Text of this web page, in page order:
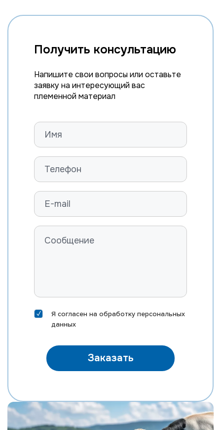
Получить консультацию
Напишите свои вопросы или оставьте
заявку на интересующий вас
племенной материал
Я согласен на обработку персональных
данных
Заказать